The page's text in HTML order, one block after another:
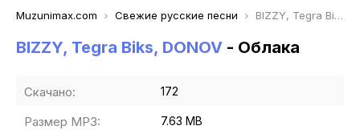
Muzunimax.com Свежие русские песни BIZZY, Tegra Biks, DONOV - Облака
BIZZY, Tegra Biks, DONOV - Облака
Скачано: 172
Размер MP3: 7.63 MB